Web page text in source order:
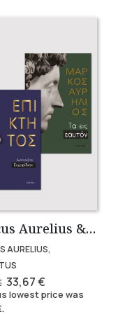
Marcus Aurelius & Epictetus (Compact works in Greek)
AURELIUS,
Original
price
was:
33,67€Current
price
is:
lowest price was
.